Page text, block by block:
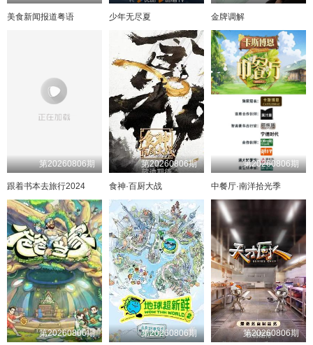
美食新闻报道粤语 少年无尽夏 金牌调解
第20260806期
跟着书本去旅行2024
第20260806期
食神·百厨大战
第20260806期
中餐厅·南洋拾光季
第20260806期 第20260806期 第20260806期